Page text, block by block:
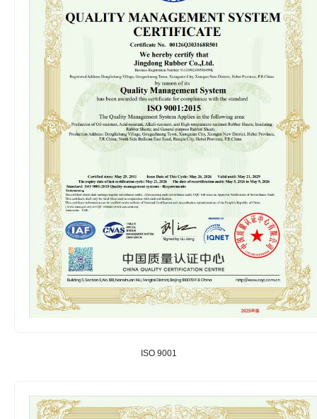
ISO 9001